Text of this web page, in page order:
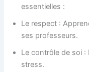
essentielles :
Le respect :
ses professeurs.
Le contrôle de soi
stress.